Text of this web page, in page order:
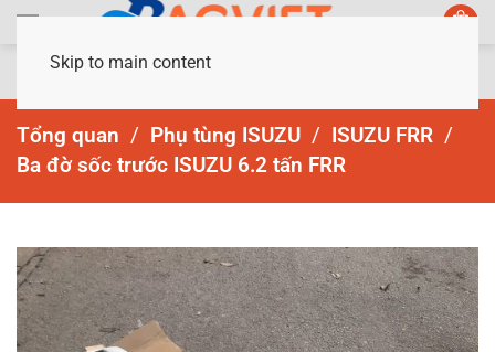
Skip to main content
Tổng quan Phụ tùng ISUZU
ISUZU FRR
Ba đờ sốc trước ISUZU 6.2 tấn FRR